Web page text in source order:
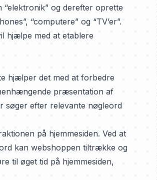
og derefter oprette
“computere” og “TV’er”.
hjælpe med at etablere
hjælper det med at forbedre
præsentation af
søger efter relevante nøgleord
på hjemmesiden. Ved at
kan webshoppen tiltrække og
til øget tid på hjemmesiden,